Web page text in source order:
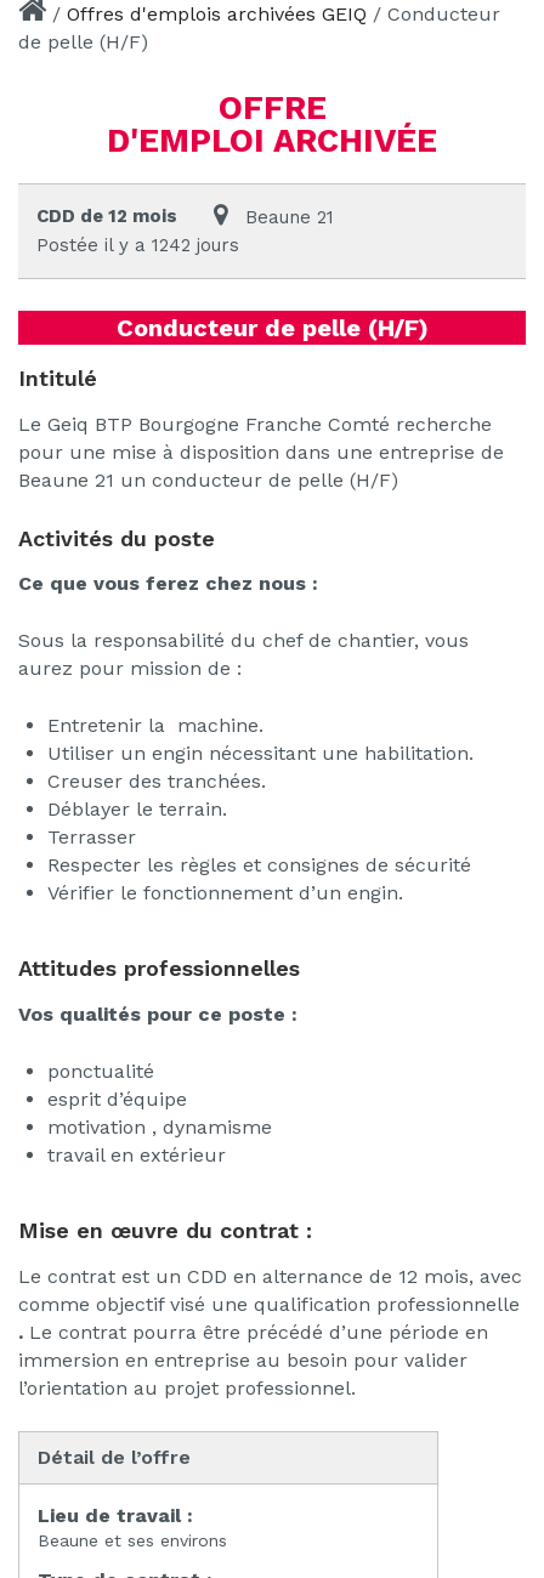
/ Offres d'emplois archivées GEIQ / Conducteur
de pelle (H/F)
OFFRE
D'EMPLOI ARCHIVÉE
CDD de 12 mois
Beaune 21
Postée il y a 1242 jours
Conducteur de pelle (H/F)
Intitulé
Le Geiq BTP Bourgogne Franche Comté recherche
pour une mise à disposition dans une entreprise de
Beaune 21 un conducteur de pelle (H/F)
Activités du poste
Ce que vous ferez chez nous :
Sous la responsabilité du chef de chantier, vous
aurez pour mission de :
Entretenir la machine.
Utiliser un engin nécessitant une habilitation.
Creuser des tranchées.
Déblayer le terrain.
Terrasser
Respecter les règles et consignes de sécurité
Vérifier le fonctionnement d’un engin.
Attitudes professionnelles
Vos qualités pour ce poste :
ponctualité
esprit d’équipe
motivation , dynamisme
travail en extérieur
Mise en œuvre du contrat :
Le contrat est un CDD en alternance de 12 mois, avec
comme objectif visé une qualification professionnelle
. Le contrat pourra être précédé d’une période en
immersion en entreprise au besoin pour valider
l’orientation au projet professionnel.
Détail de l’offre
Lieu de travail :
Beaune et ses environs